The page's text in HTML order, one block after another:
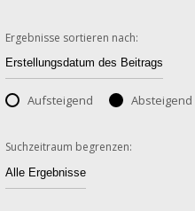
Ergebnisse sortieren nach:
Aufsteigend Absteigend
Suchzeitraum begrenzen: